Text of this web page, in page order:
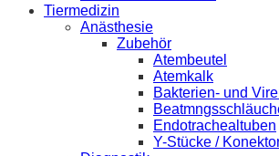
Tiermedizin
Anästhesie
Zubehör
Atembeutel
Atemkalk
Bakterien- und
Endotrachealtuben
Y-Stücke /